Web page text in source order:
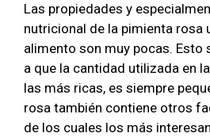
Las propiedades y
nutricional de la pimienta rosa
alimento son muy pocas. Esto
a que la cantidad utilizada en
las más ricas, es siempre
rosa también contiene otros
de los cuales los más